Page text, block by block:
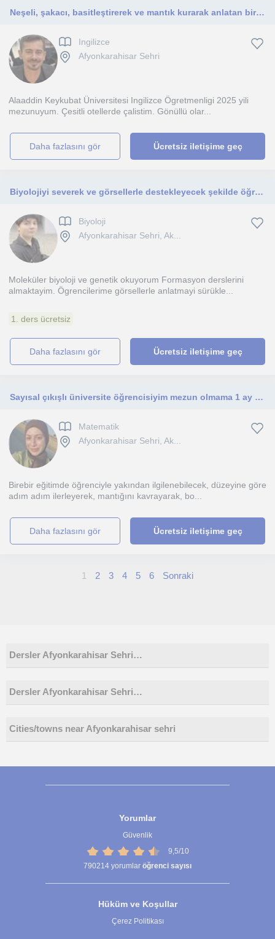
Neşeli, şakacı, basitleştirerek ve mantık kurarak anlatan bir İngilizce öğretmeniyim
Ingilizce
Afyonkarahisar Sehri
Alaaddin Keykubat Üniversitesi Ingilizce Ögretmenligi 2025 yili
mezunuyum. Çesitli otellerde çalistim. Gönüllü olar...
daha fazlasını gör Ücretsiz iletişime geç
Biyolojiyi severek ve görsellerle destekleyecek şekilde öğretiyorum. Tüm öğrenciler( ) için ilk deneme ücretsiz
Biyoloji
Afyonkarahisar Sehri, Ak...
Moleküler biyoloji ve genetik okuyorum Formasyon derslerini
almaktayim. Ögrencilerime görsellerle anlatmayi sürükle...
1. ders ücretsiz
daha fazlasını gör Ücretsiz iletişime geç
Sayısal çıkışlı üniversite öğrencisiyim mezun olmama 1 ay kaldı, ilkokul ortaokul öğrencilerine yönelik matematik öğretebilirim.
Matematik
Afyonkarahisar Sehri, Ak...
Birebir eğitimde öğrenciyle yakından ilgilenebilecek, düzeyine göre
adım adım ilerleyerek, mantığını kavrayarak, bo...
daha fazlasını gör Ücretsiz iletişime geç
1 2 3 4 5 6 Sonraki
Dersler Afyonkarahisar Sehri…
Dersler Afyonkarahisar Sehri…
Cities/towns near Afyonkarahisar sehri
Yorumlar
Güvenlik
9,5/10
790214 yorumlar öğrenci sayısı
Hüküm ve Koşullar
Çerez Politikası